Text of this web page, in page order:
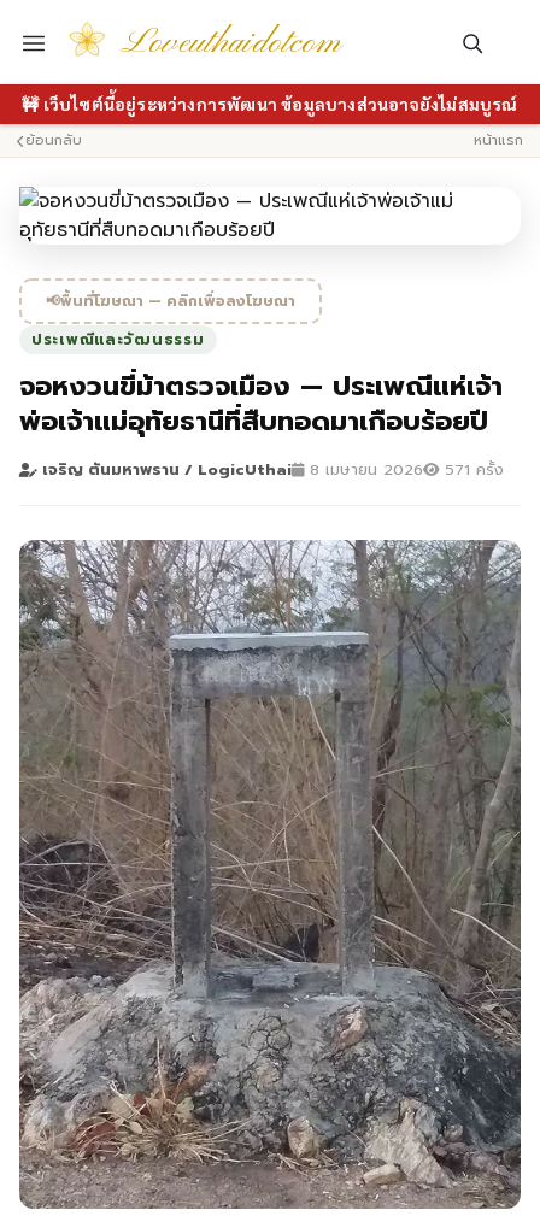
🚧 เว็บไซต์นี้อยู่ระหว่างการพัฒนา ข้อมูลบางส่วนอาจยังไม่สมบูรณ์
Loveuthaidotcom
ย้อนกลับ หน้าแรก
📢พื้นที่โฆษณา — คลิกเพื่อลงโฆษณา
ประเพณีและวัฒนธรรม
จอหงวนขี่ม้าตรวจเมือง — ประเพณีแห่เจ้า
พ่อเจ้าแม่อุทัยธานีที่สืบทอดมาเกือบร้อยปี
เจริญ ตันมหาพราน / LogicUthai 8 เมษายน 2026 571 ครั้ง